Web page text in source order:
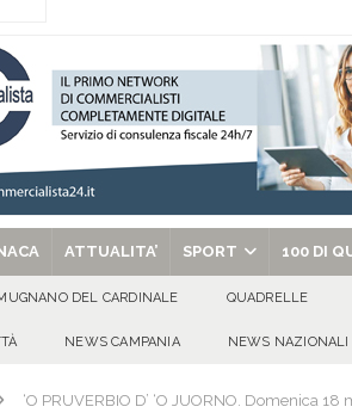
] SANT’Oggi. Giovedì 6 agosto si celebra la
] SANT’Oggi. Venerdì 29 agosto la chiesa celebra il
ATTUALITA’ SPORT 100 DI
DEL CARDINALE QUADRELLE
NEWS CAMPANIA NEWS NAZIONALI
‘O PRUVERBIO D’ ‘O JUORNO. Domenica 18